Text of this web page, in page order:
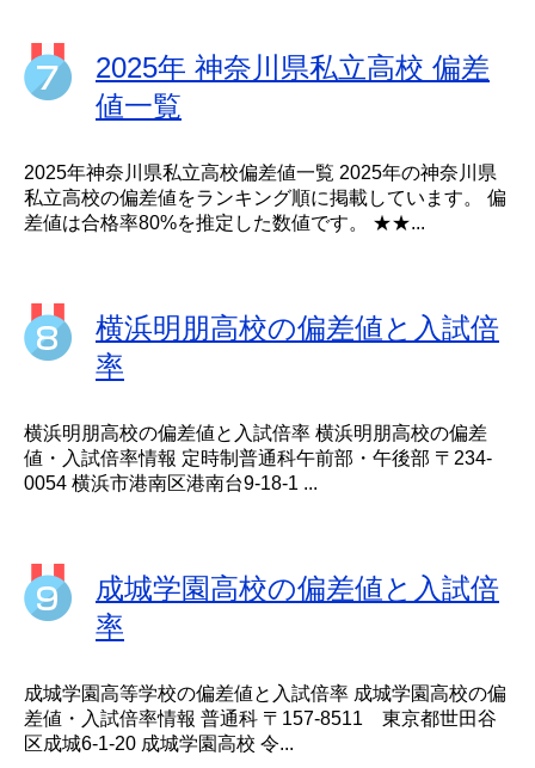
2025年 神奈川県私立高校 偏差
値一覧
2025年神奈川県私立高校偏差値一覧 2025年の神奈川県
私立高校の偏差値をランキング順に掲載しています。 偏
差値は合格率80%を推定した数値です。 ★★...
横浜明朋高校の偏差値と入試倍
率
横浜明朋高校の偏差値と入試倍率 横浜明朋高校の偏差
値・入試倍率情報 定時制普通科午前部・午後部 〒234-
0054 横浜市港南区港南台9-18-1 ...
成城学園高校の偏差値と入試倍
率
成城学園高等学校の偏差値と入試倍率 成城学園高校の偏
差値・入試倍率情報 普通科 〒157-8511 東京都世田谷
区成城6-1-20 成城学園高校 令...